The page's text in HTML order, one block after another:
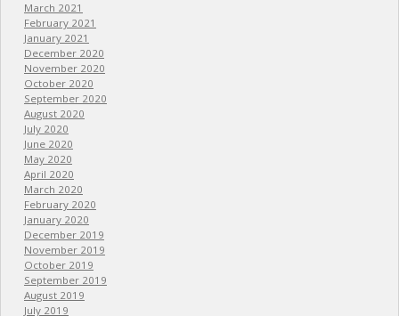
March 2021
February 2021
January 2021
December 2020
November 2020
October 2020
September 2020
August 2020
July 2020
June 2020
May 2020
April 2020
March 2020
February 2020
January 2020
December 2019
November 2019
October 2019
September 2019
August 2019
July 2019